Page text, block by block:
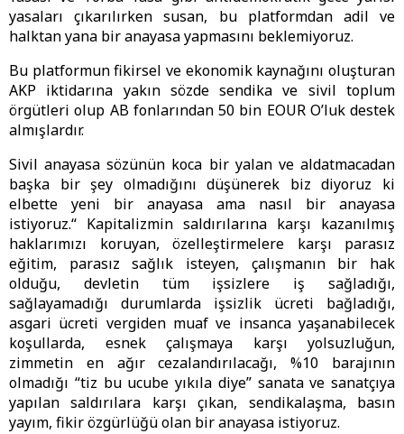
yasaları çıkarılırken susan, bu platformdan adil ve
halktan yana bir anayasa yapmasını beklemiyoruz.
Bu platformun fikirsel ve ekonomik kaynağını oluşturan
AKP iktidarına yakın sözde sendika ve sivil toplum
örgütleri olup AB fonlarından 50 bin EOUR O’luk destek
almışlardır.
Sivil anayasa sözünün koca bir yalan ve aldatmacadan
başka bir şey olmadığını düşünerek biz diyoruz ki
elbette yeni bir anayasa ama nasıl bir anayasa
istiyoruz.“ Kapitalizmin saldırılarına karşı kazanılmış
haklarımızı koruyan, özelleştirmelere karşı parasız
eğitim, parasız sağlık isteyen, çalışmanın bir hak
olduğu, devletin tüm işsizlere iş sağladığı,
sağlayamadığı durumlarda işsizlik ücreti bağladığı,
asgari ücreti vergiden muaf ve insanca yaşanabilecek
koşullarda, esnek çalışmaya karşı yolsuzluğun,
zimmetin en ağır cezalandırılacağı, %10 barajının
olmadığı “tiz bu ucube yıkıla diye” sanata ve sanatçıya
yapılan saldırılara karşı çıkan, sendikalaşma, basın
yayım, fikir özgürlüğü olan bir anayasa istiyoruz.